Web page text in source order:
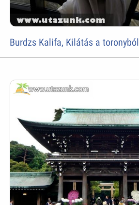
Burdzs Kalifa, Kilátás a toronyból